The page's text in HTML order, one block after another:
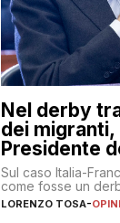
Nel derby
dei migranti,
Presidente
Sul caso Italia-
come fosse un
LORENZO TOSA-